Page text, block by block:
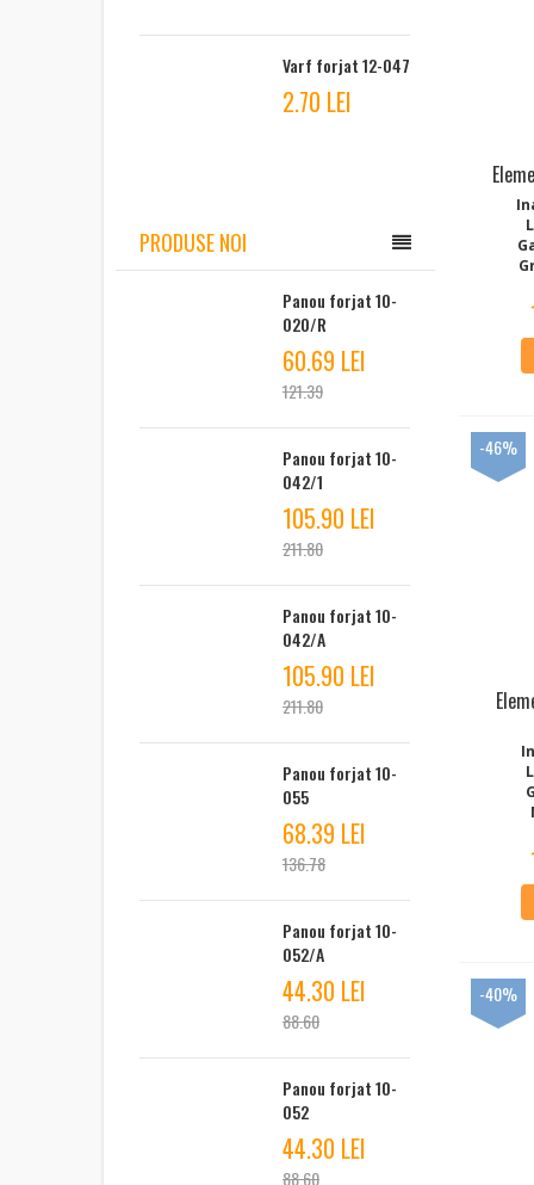
-46%
-40%
Varf forjat 12-047
2.70 LEI
PRODUSE NOI
Panou forjat 10-
020/R
60.69 LEI
121.39
Panou forjat 10-
042/1
105.90 LEI
211.80
Panou forjat 10-
042/A
105.90 LEI
211.80
Panou forjat 10-
055
68.39 LEI
136.78
Panou forjat 10-
052/A
44.30 LEI
88.60
Panou forjat 10-
052
44.30 LEI
88.60